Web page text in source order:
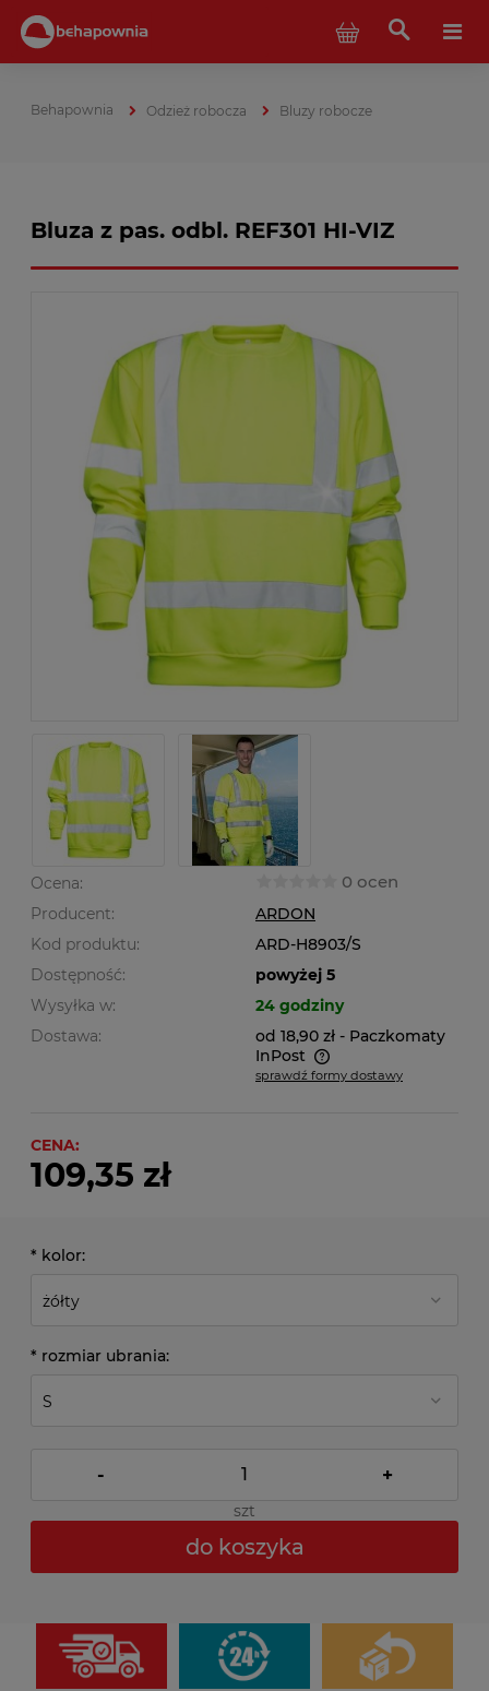
Odzież robocza Bluzy robocze
Bluza z pas. odbl. REF301 HI-VIZ
Ocena: 0 ocen
Producent:
ARDON
Kod produktu:
ARD-H8903/S
Dostępność:
powyżej 5
Wysyłka w:
24 godziny
Dostawa:
od 18,90 zł - Paczkomaty
InPost
Cena nie zawiera ewentualnych kosztów płatności
sprawdź formy dostawy
CENA:
109,35 zł
* kolor:
* rozmiar ubrania:
- +
szt
do koszyka